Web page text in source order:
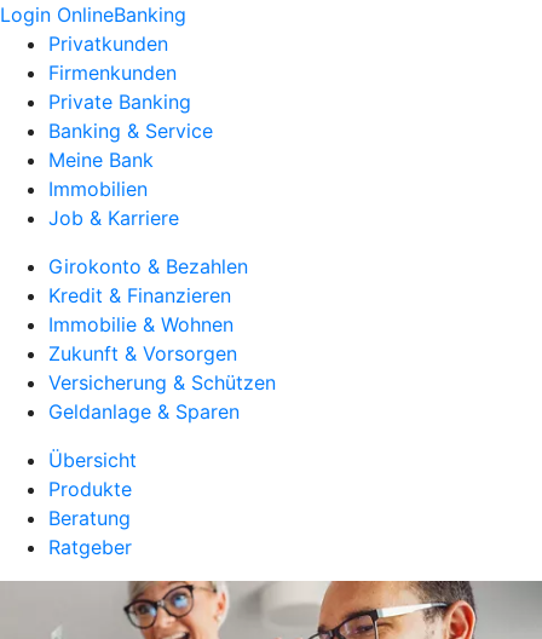
Login OnlineBanking
Privatkunden
Firmenkunden
Private Banking
Banking & Service
Meine Bank
Immobilien
Job & Karriere
Girokonto & Bezahlen
Kredit & Finanzieren
Immobilie & Wohnen
Zukunft & Vorsorgen
Versicherung & Schützen
Geldanlage & Sparen
Übersicht
Produkte
Beratung
Ratgeber